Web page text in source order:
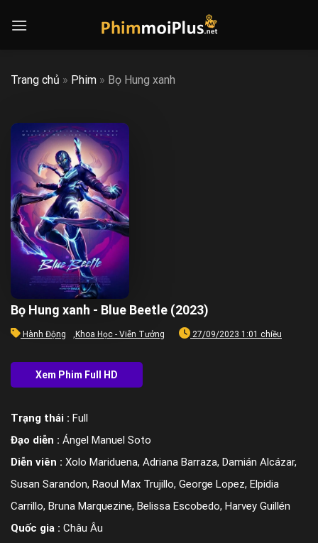
Trang chủ » Phim » Bọ Hung xanh
Bọ Hung xanh - Blue Beetle (2023)
Hành Động , Khoa Học - Viễn Tưởng 27/09/2023 1:01 chiều
Trạng thái : Full
Đạo diễn : Ángel Manuel Soto
Diễn viên : Xolo Mariduena, Adriana Barraza, Damián Alcázar,
Susan Sarandon, Raoul Max Trujillo, George Lopez, Elpidia
Carrillo, Bruna Marquezine, Belissa Escobedo, Harvey Guillén
Quốc gia : Châu Âu